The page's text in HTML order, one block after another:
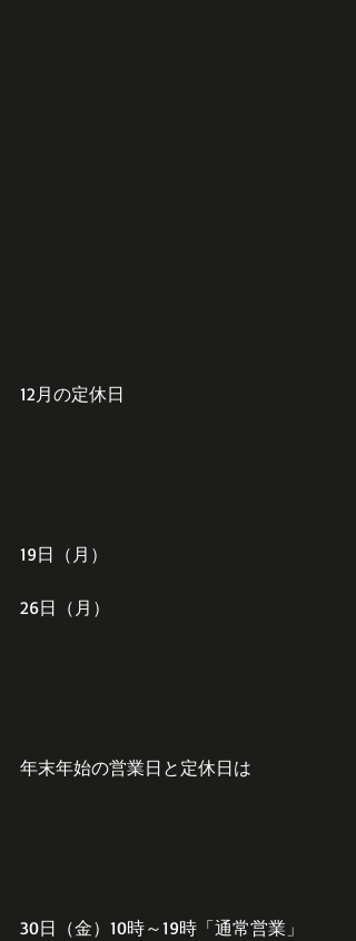
12月の定休日
19日（月）
26日（月）
年末年始の営業日と定休日は
30日（金）10時～19時「通常営業」